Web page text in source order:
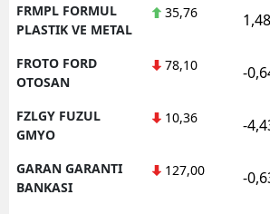
FRMPL FORMUL
PLASTIK VE METAL
35,76 1,48
FROTO FORD
OTOSAN
78,10 -
FZLGY FUZUL
GMYO
10,36 -
GARAN GARANTI
BANKASI
127,00 -